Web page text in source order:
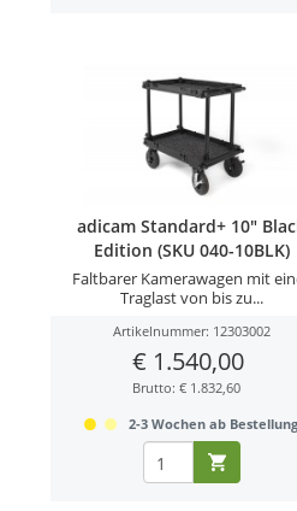
adicam Standard+ 10"
Edition (SKU 040-10BLK)
Faltbarer Kamerawagen mit
Traglast von bis zu...
Artikelnummer: 12303002
€ 1.540,00
Brutto: € 1.832,60
2-3 Wochen ab Bestellung